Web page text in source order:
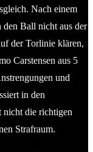
Nach einem
den Ball nicht aus der
der Torlinie klären,
Carstensen aus 5
und
in den
nicht die richtigen
Strafraum.